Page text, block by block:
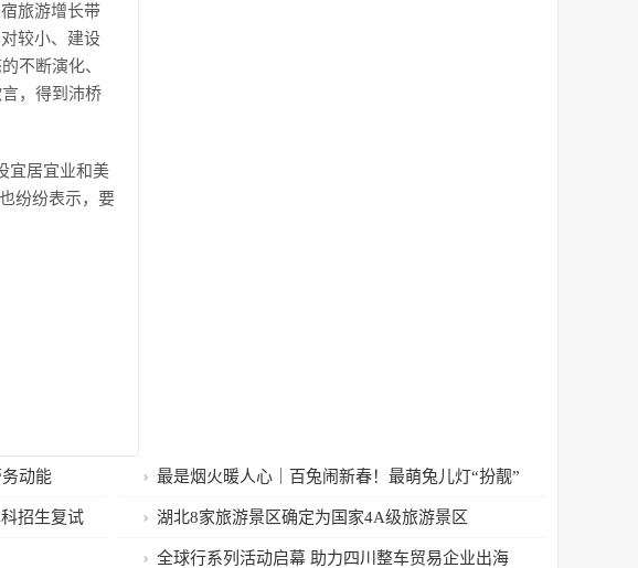
旅游增长带
较小、建设
不断演化、
，得到沛桥
宜居宜业和美
纷纷表示，要
动能 最是烟火暖人心｜百兔闹新春！最萌兔儿灯“扮靓”
金陵夜幕
招生复试 湖北8家旅游景区确定为国家4A级旅游景区
全球行系列活动启幕 助力四川整车贸易企业出海